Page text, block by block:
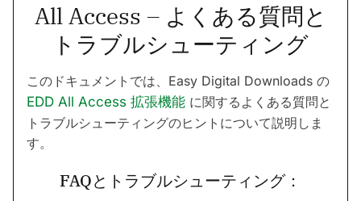
All Access – よくある質問と
トラブルシューティング
このドキュメントでは、Easy Digital Downloads の
EDD All Access 拡張機能 に関するよくある質問と
トラブルシューティングのヒントについて説明しま
す。
FAQとトラブルシューティング：